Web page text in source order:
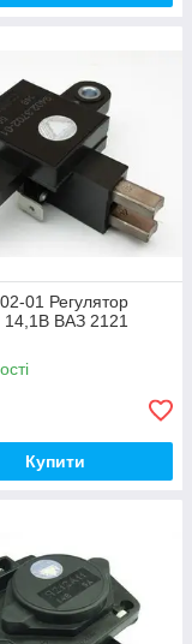
01 Регулятор
14,1В ВАЗ 2121
Купити